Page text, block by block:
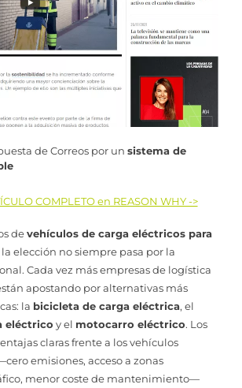
de Correos por un sistema de
COMPLETO en REASON WHY ->
devehículos de carga eléctricos para
la elección no siempre pasa por la
Cada vez más empresas de logística
apostando por alternativas más
la bicicleta de carga eléctrica, el
eléctrico y el motocarro eléctrico. Los
claras frente a los vehículos
emisiones, acceso a zonas
menor coste de mantenimiento—